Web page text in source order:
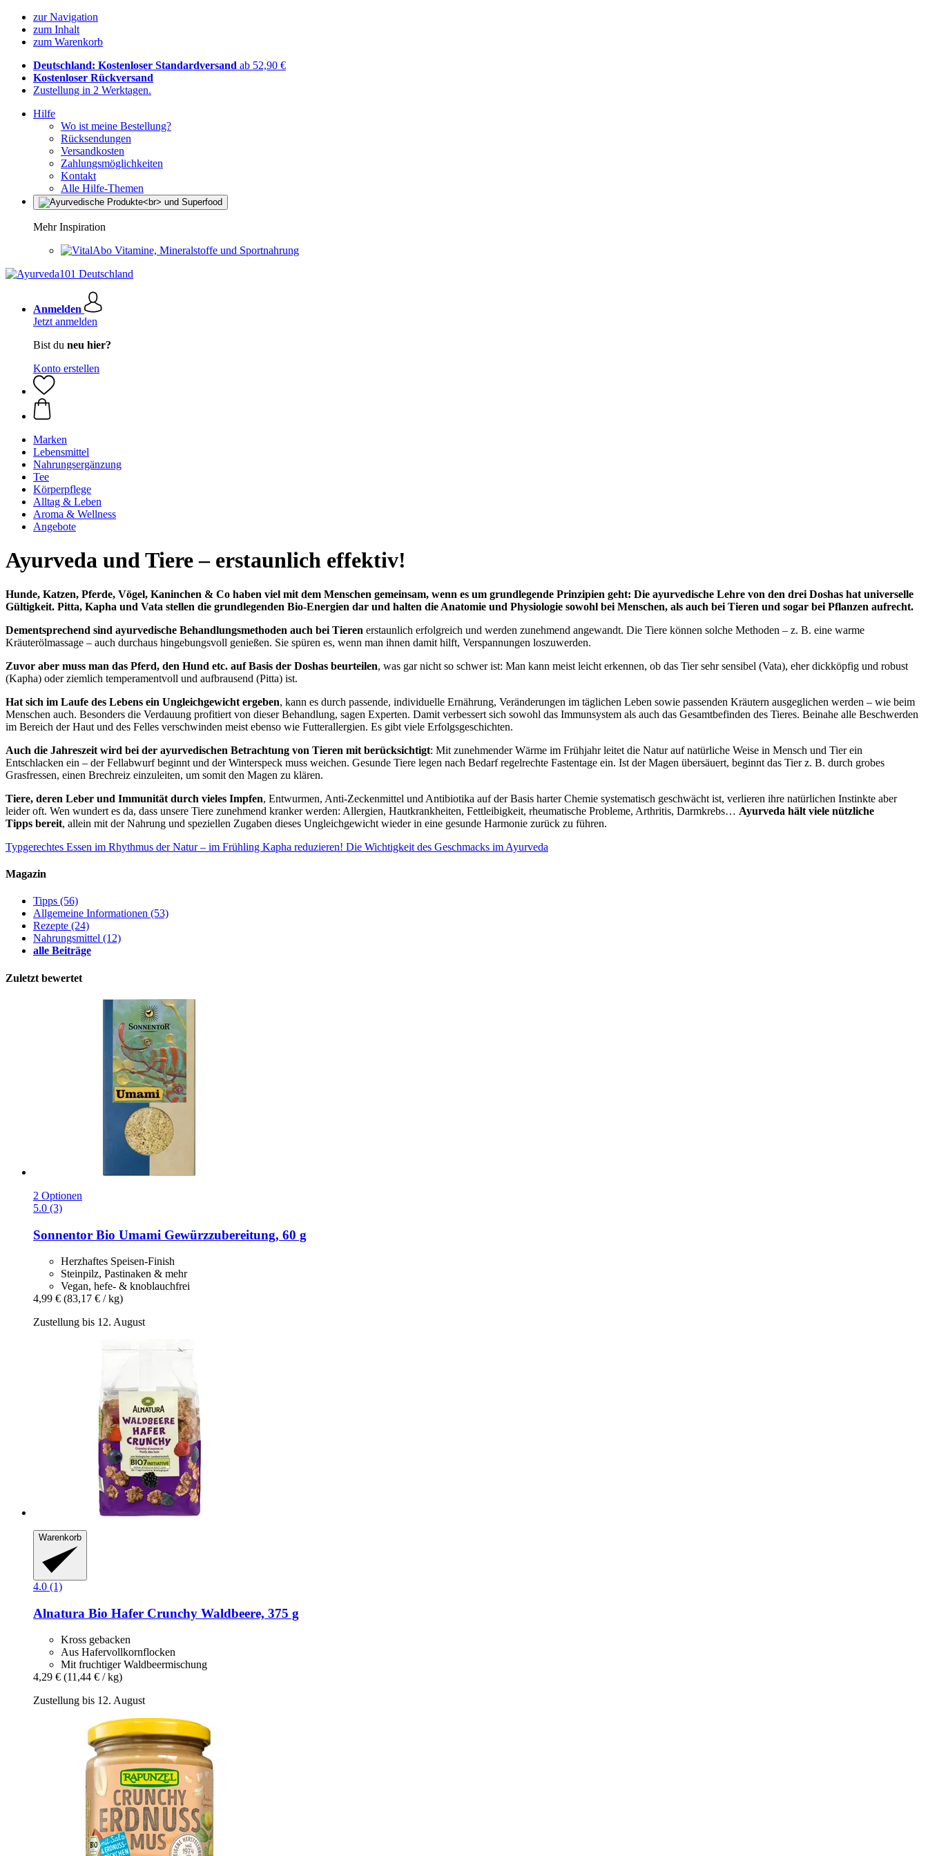
zur Navigation
zum Inhalt
zum Warenkorb
Deutschland: Kostenloser Standardversand ab 52,90 €
Kostenloser Rückversand
Zustellung in 2 Werktagen.
Hilfe
Wo ist meine Bestellung?
Rücksendungen
Versandkosten
Zahlungsmöglichkeiten
Kontakt
Alle Hilfe-Themen
Mehr Inspiration
Vitamine, Mineralstoffe und Sportnahrung
Anmelden
Jetzt anmelden
Bist du neu hier?
Konto erstellen
Marken
Lebensmittel
Nahrungsergänzung
Tee
Körperpflege
Alltag & Leben
Aroma & Wellness
Angebote
Ayurveda und Tiere – erstaunlich effektiv!
Hunde, Katzen, Pferde, Vögel, Kaninchen & Co haben viel mit dem Menschen gemeinsam, wenn es um grundlegende Prinzipien geht: Die ayurvedische Lehre von den drei Doshas hat universelle
Gültigkeit. Pitta, Kapha und Vata stellen die grundlegenden Bio-Energien dar und halten die Anatomie und Physiologie sowohl bei Menschen, als auch bei Tieren und sogar bei Pflanzen aufrecht.
Dementsprechend sind ayurvedische Behandlungsmethoden auch bei Tieren erstaunlich erfolgreich und werden zunehmend angewandt. Die Tiere können solche Methoden – z. B. eine warme
Kräuterölmassage – auch durchaus hingebungsvoll genießen. Sie spüren es, wenn man ihnen damit hilft, Verspannungen loszuwerden.
Zuvor aber muss man das Pferd, den Hund etc. auf Basis der Doshas beurteilen, was gar nicht so schwer ist: Man kann meist leicht erkennen, ob das Tier sehr sensibel (Vata), eher dickköpfig und robust
(Kapha) oder ziemlich temperamentvoll und aufbrausend (Pitta) ist.
Hat sich im Laufe des Lebens ein Ungleichgewicht ergeben, kann es durch passende, individuelle Ernährung, Veränderungen im täglichen Leben sowie passenden Kräutern ausgeglichen werden – wie beim
Menschen auch. Besonders die Verdauung profitiert von dieser Behandlung, sagen Experten. Damit verbessert sich sowohl das Immunsystem als auch das Gesamtbefinden des Tieres. Beinahe alle Beschwerden
im Bereich der Haut und des Felles verschwinden meist ebenso wie Futterallergien. Es gibt viele Erfolgsgeschichten.
Auch die Jahreszeit wird bei der ayurvedischen Betrachtung von Tieren mit berücksichtigt: Mit zunehmender Wärme im Frühjahr leitet die Natur auf natürliche Weise in Mensch und Tier ein
Entschlacken ein – der Fellabwurf beginnt und der Winterspeck muss weichen. Gesunde Tiere legen nach Bedarf regelrechte Fastentage ein. Ist der Magen übersäuert, beginnt das Tier z. B. durch grobes
Grasfressen, einen Brechreiz einzuleiten, um somit den Magen zu klären.
Tiere, deren Leber und Immunität durch vieles Impfen, Entwurmen, Anti-Zeckenmittel und Antibiotika auf der Basis harter Chemie systematisch geschwächt ist, verlieren ihre natürlichen Instinkte aber
leider oft. Wen wundert es da, dass unsere Tiere zunehmend kranker werden: Allergien, Hautkrankheiten, Fettleibigkeit, rheumatische Probleme, Arthritis, Darmkrebs… Ayurveda hält viele nützliche
Tipps bereit, allein mit der Nahrung und speziellen Zugaben dieses Ungleichgewicht wieder in eine gesunde Harmonie zurück zu führen.
Typgerechtes Essen im Rhythmus der Natur – im Frühling Kapha reduzieren! Die Wichtigkeit des Geschmacks im Ayurveda
Magazin
Tipps (56)
Allgemeine Informationen (53)
Rezepte (24)
Nahrungsmittel (12)
alle Beiträge
Zuletzt bewertet
2 Optionen
5.0 (3)
Sonnentor Bio Umami Gewürzzubereitung, 60 g
Herzhaftes Speisen-Finish
Steinpilz, Pastinaken & mehr
Vegan, hefe- & knoblauchfrei
4,99 € (83,17 € / kg)
Zustellung bis 12. August
Warenkorb
4.0 (1)
Alnatura Bio Hafer Crunchy Waldbeere, 375 g
Kross gebacken
Aus Hafervollkornflocken
Mit fruchtiger Waldbeermischung
4,29 € (11,44 € / kg)
Zustellung bis 12. August